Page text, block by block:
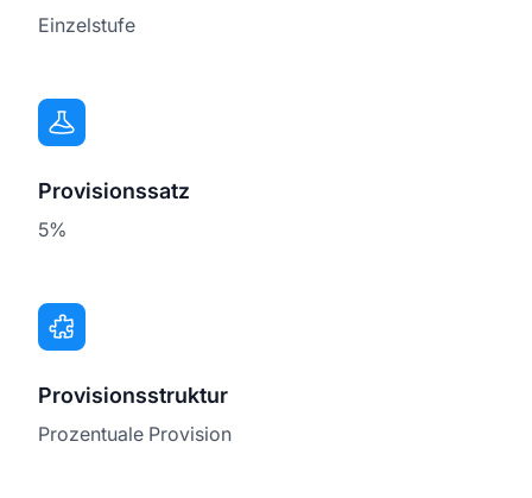
Einzelstufe
Provisionssatz
5%
Provisionsstruktur
Prozentuale Provision